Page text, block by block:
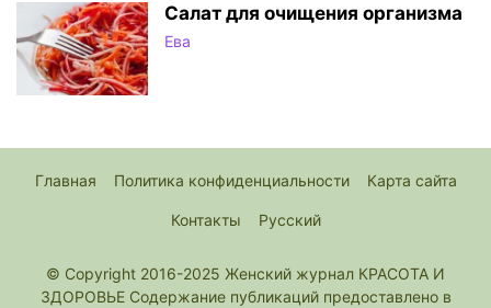
Салат для очищения организма
Ева
Главная Политика конфиденциальности Карта сайта
Контакты Русский
© Copyright 2016-2025 Женский журнал КРАСОТА И
ЗДОРОВЬЕ Содержание публикаций предоставлено в